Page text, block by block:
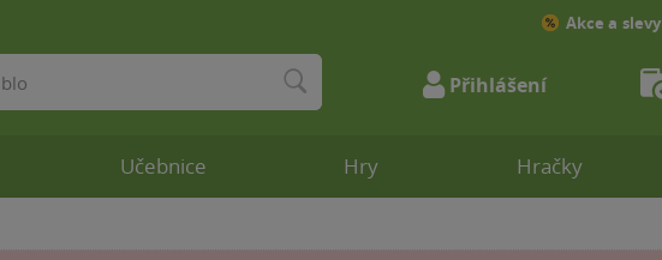
Učebnice Hry Hračky
Akce a slevy
Přihlášení